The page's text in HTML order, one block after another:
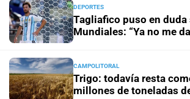
En Asociación con:
DEPORTES
Tagliafico puso en
Mundiales: “Ya no me
CAMPOLITORAL
Trigo: todavía resta
millones de toneladas